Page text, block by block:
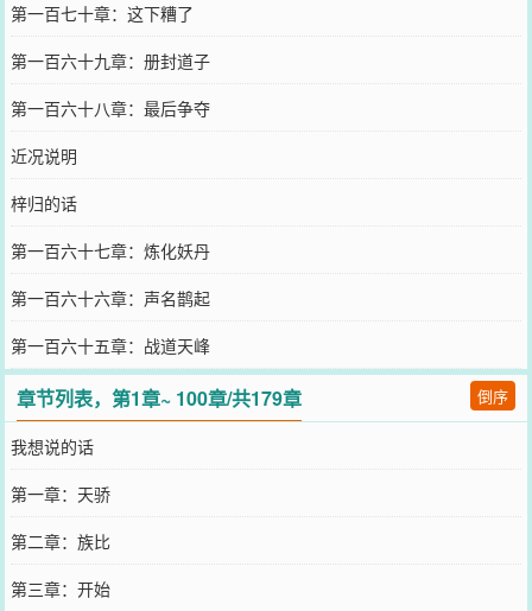
第一百七十章：这下糟了
第一百六十九章：册封道子
第一百六十八章：最后争夺
近况说明
梓归的话
第一百六十七章：炼化妖丹
第一百六十六章：声名鹊起
第一百六十五章：战道天峰
章节列表，第1章~ 100章/共179章 倒序
我想说的话
第一章：天骄
第二章：族比
第三章：开始